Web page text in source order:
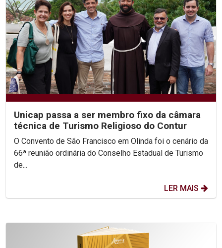
Unicap passa a ser membro fixo da câmara
técnica de Turismo Religioso do Contur
O Convento de São Francisco em Olinda foi o cenário da
66ª reunião ordinária do Conselho Estadual de Turismo
de...
LER MAIS